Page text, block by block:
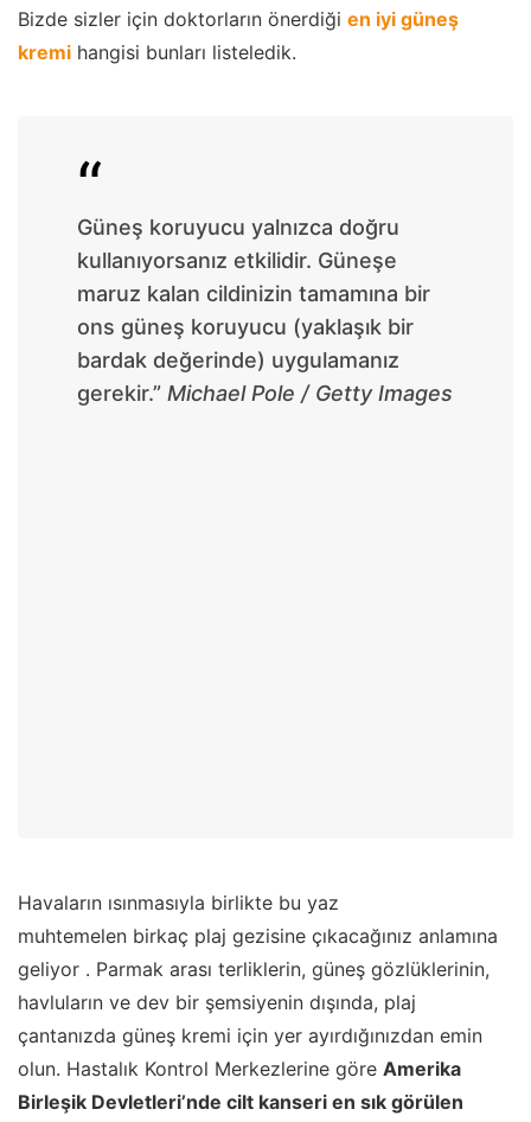
Bizde sizler için doktorların önerdiği en iyi güneş
kremi hangisi bunları listeledik.
Güneş koruyucu yalnızca doğru
kullanıyorsanız etkilidir. Güneşe
maruz kalan cildinizin tamamına bir
ons güneş koruyucu (yaklaşık bir
bardak değerinde) uygulamanız
gerekir.” Michael Pole / Getty Images
Havaların ısınmasıyla birlikte bu yaz
muhtemelen birkaç plaj gezisine çıkacağınız anlamına
geliyor . Parmak arası terliklerin, güneş gözlüklerinin,
havluların ve dev bir şemsiyenin dışında, plaj
çantanızda güneş kremi için yer ayırdığınızdan emin
olun. Hastalık Kontrol Merkezlerine göre Amerika
Birleşik Devletleri’nde cilt kanseri en sık görülen